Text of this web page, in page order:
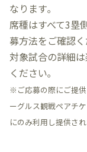
なります｡
席種はすべて3塁
募方法をご確認く
対象試合の詳細
ください｡
※ご応募の際にご提
ーグルス観戦ペアチ
にのみ利用し提供さ